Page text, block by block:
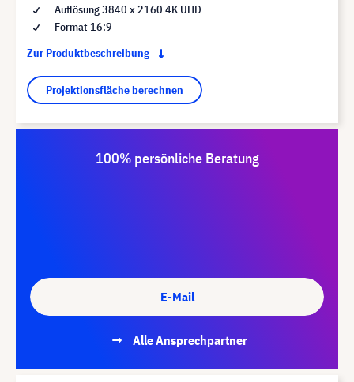
Auflösung 3840 x 2160 4K UHD
Format 16:9
Zur Produktbeschreibung
Projektionsfläche berechnen
100% persönliche Beratung
E-Mail
Alle Ansprechpartner